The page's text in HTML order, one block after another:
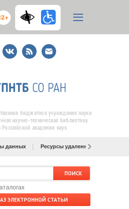
ВКонтакте
RSS
E-
mail
подписка
бюджетное учреждение науки
научно-техническая библиотека
Российской академии наук
данных Ресурсы удаленного доступа
ЭЛЕКТРОННОЙ СТАТЬИ